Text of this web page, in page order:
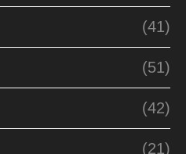
(41)
(51)
(42)
(21)